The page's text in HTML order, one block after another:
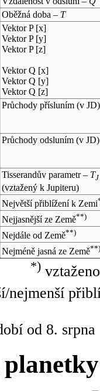
Oběžná doba – T
Vektor P [x]
Vektor P [y]
Vektor P [z]
Vektor Q [x]
Vektor Q [y]
Vektor Q [z]
Průchody přísluním (v JD)
Průchody odsluním (v JD)
Tisserandův parametr – TJ
(vztažený k Jupiteru)
Největší přiblížení k Zemi
Nejjasnější ze Země**)
Nejdále od Země**)
Nejméně jasná ze Země**)
*)
od 8.